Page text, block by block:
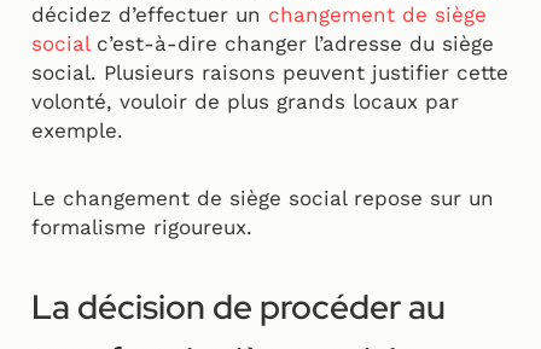
décidez d’effectuer un changement de siège
social c’est-à-dire changer l’adresse du siège
social. Plusieurs raisons peuvent justifier cette
volonté, vouloir de plus grands locaux par
exemple.
Le changement de siège social repose sur un
formalisme rigoureux.
La décision de procéder au